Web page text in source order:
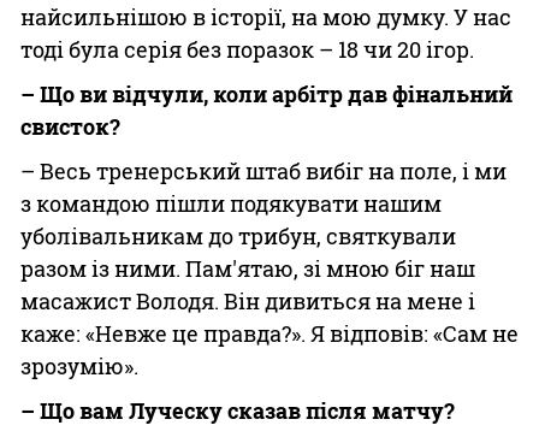
найсильнішою в історії, на мою думку. У нас
тоді була серія без поразок – 18 чи 20 ігор.
– Що ви відчули, коли арбітр дав фінальний
свисток?
– Весь тренерський штаб вибіг на поле, і ми
з командою пішли подякувати нашим
уболівальникам до трибун, святкували
разом із ними. Пам'ятаю, зі мною біг наш
масажист Володя. Він дивиться на мене і
каже: «Невже це правда?». Я відповів: «Сам не
зрозумію».
– Що вам Луческу сказав після матчу?